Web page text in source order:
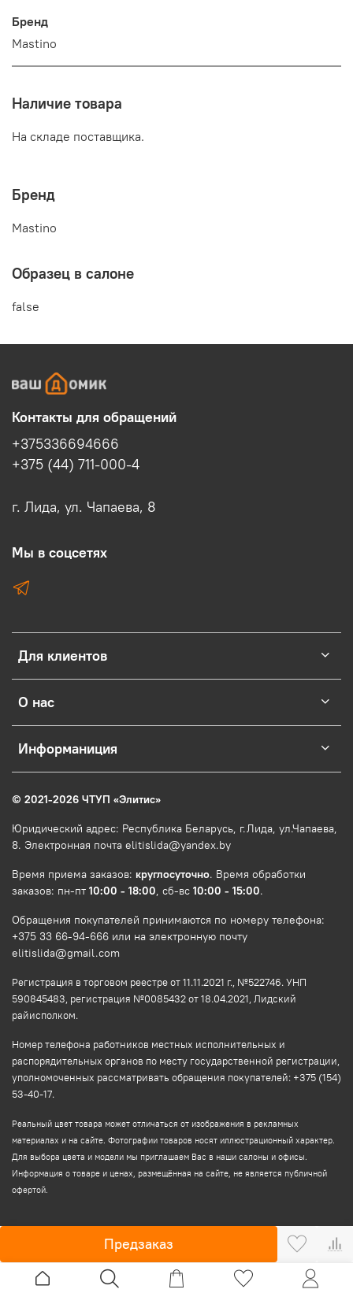
Предзаказ
Бренд
Mastino
Наличие товара
На складе поставщика.
Бренд
Mastino
Образец в салоне
false
Для клиентов
О нас
Информаниция
Контакты для обращений
+375336694666
+375 (44) 711-000-4
г. Лида, ул. Чапаева, 8
Мы в соцсетях
© 2021-2026 ЧТУП «Элитис»
Юридический адрес: Республика Беларусь, г.Лида, ул.Чапаева,
8. Электронная почта elitislida@yandex.by
Время приема заказов: круглосуточно. Время обработки
заказов: пн-пт 10:00 - 18:00, сб-вс 10:00 - 15:00.
Обращения покупателей принимаются по номеру телефона:
+375 33 66-94-666 или на электронную почту
elitislida@gmail.com
Регистрация в торговом реестре от 11.11.2021 г., №522746. УНП
590845483, регистрация №0085432 от 18.04.2021, Лидский
райисполком.
Номер телефона работников местных исполнительных и
распорядительных органов по месту государственной регистрации,
уполномоченных рассматривать обращения покупателей: +375 (154)
53-40-17.
Реальный цвет товара может отличаться от изображения в рекламных
материалах и на сайте. Фотографии товаров носят иллюстрационный характер.
Для выбора цвета и модели мы приглашаем Вас в наши салоны и офисы.
Информация о товаре и ценах, размещённая на сайте, не является публичной
офертой.